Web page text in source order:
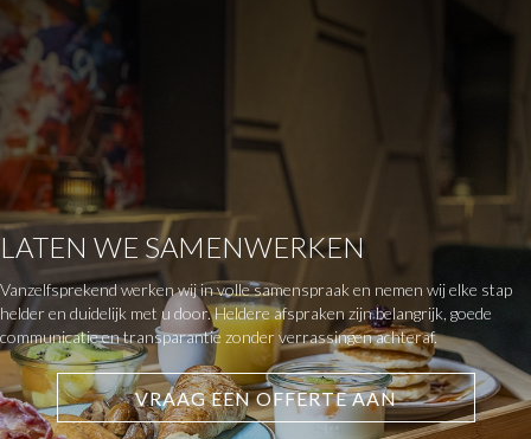
LATEN WE SAMENWERKEN
Vanzelfsprekend werken wij in volle samenspraak en nemen wij elke stap
helder en duidelijk met u door. Heldere afspraken zijn belangrijk, goede
communicatie en transparantie zonder verrassingen achteraf.
VRAAG EEN OFFERTE AAN